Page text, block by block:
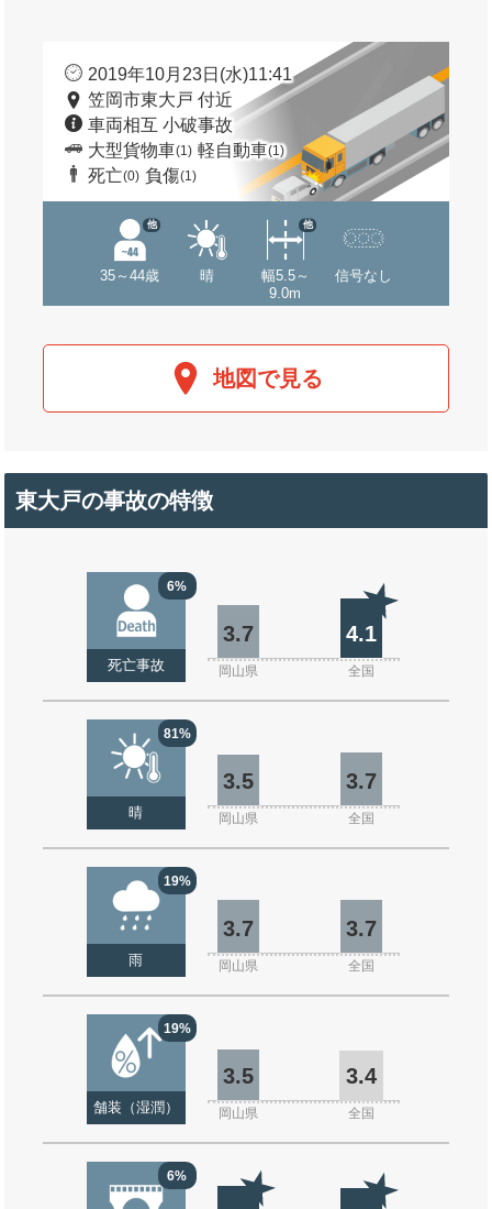
2019年10月23日(水)11:41
笠岡市東大戸 付近
車両相互 小破事故
大型貨物車(1) 軽自動車(1)
死亡(0) 負傷(1)
35～44歳
他
晴
幅5.5～
9.0m
他
信号なし
地図で見る
東大戸の事故の特徴
6%
死亡事故
3.7 4.1
岡山県 全国
81%
晴
3.5 3.7
岡山県 全国
19%
雨
3.7 3.7
岡山県 全国
19%
舗装（湿潤）
3.5 3.4
岡山県 全国
6%